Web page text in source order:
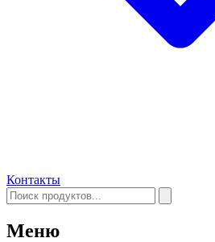
Контакты
Меню